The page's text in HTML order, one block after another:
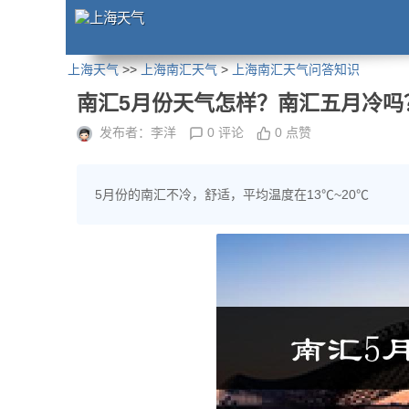
上海天气>>上海南汇天气 > 上海南汇天气问答知识
南汇5月份天气怎样？南汇五月冷吗
发布者：李洋 0 评论 0 点赞
5月份的南汇不冷，舒适，平均温度在13℃~20℃